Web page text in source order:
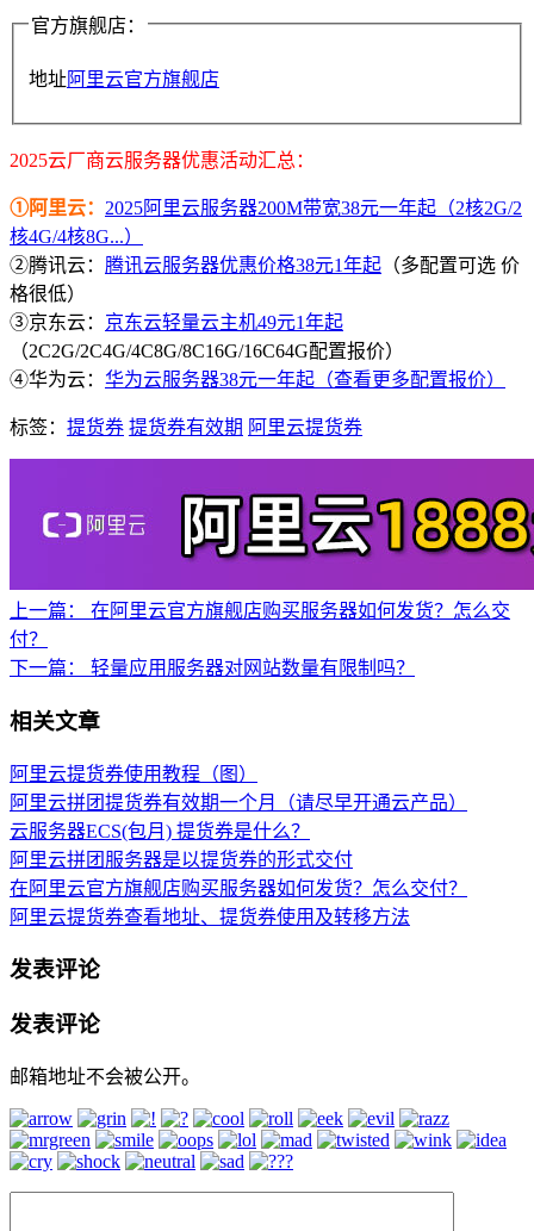
官方旗舰店：
地址阿里云官方旗舰店
2025云厂商云服务器优惠活动汇总：
①阿里云： 2025阿里云服务器200M带宽38元一年起（2核2G/2
核4G/4核8G...）
②腾讯云： 腾讯云服务器优惠价格38元1年起 （多配置可选 价
格很低）
③京东云： 京东云轻量云主机49元1年起
（2C2G/2C4G/4C8G/8C16G/16C64G配置报价）
④华为云： 华为云服务器38元一年起（查看更多配置报价）
标签： 提货券 提货券有效期 阿里云提货券
上一篇：
在阿里云官方旗舰店购买服务器如何发货？怎么交
付？
下一篇：
轻量应用服务器对网站数量有限制吗？
相关文章
阿里云提货券使用教程（图）
阿里云拼团提货券有效期一个月（请尽早开通云产品）
云服务器ECS(包月) 提货券是什么？
阿里云拼团服务器是以提货券的形式交付
在阿里云官方旗舰店购买服务器如何发货？怎么交付？
阿里云提货券查看地址、提货券使用及转移方法
发表评论
发表评论
邮箱地址不会被公开。